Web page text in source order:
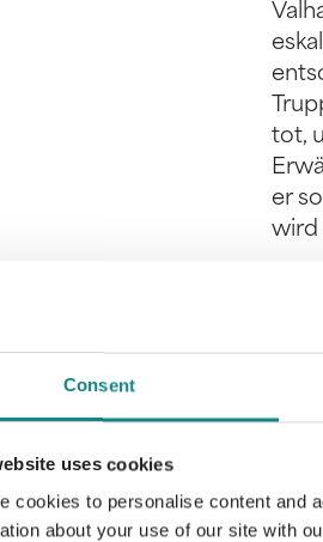
Consent
uses cookies
cookies to personalise content and
about your use of our site with
tot,
er
wird